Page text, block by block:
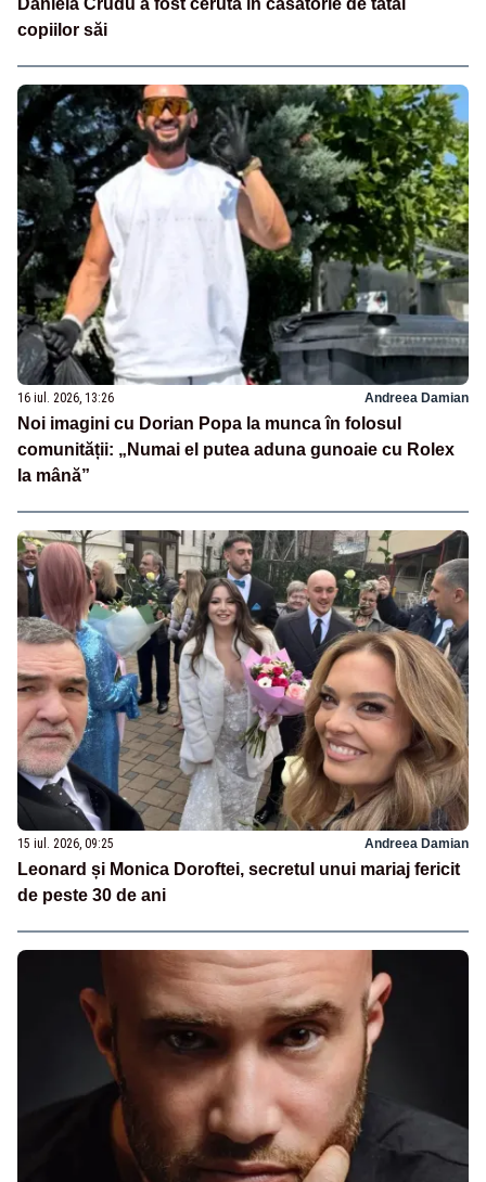
Daniela Crudu a fost cerută în căsătorie de tatăl
copiilor săi
16 iul. 2026, 13:26 Andreea Damian
Noi imagini cu Dorian Popa la munca în folosul
comunității: „Numai el putea aduna gunoaie cu Rolex
la mână”
15 iul. 2026, 09:25 Andreea Damian
Leonard și Monica Doroftei, secretul unui mariaj fericit
de peste 30 de ani